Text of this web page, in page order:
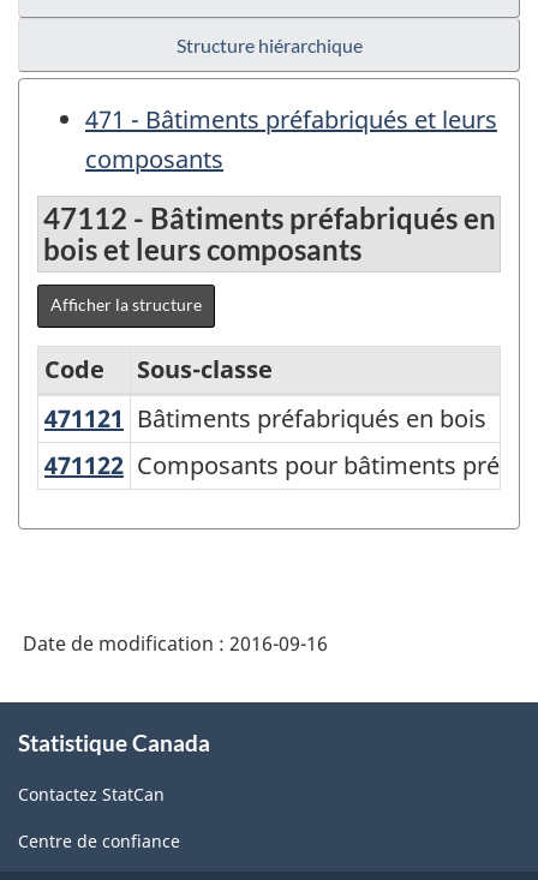
Structure hiérarchique
471 - Bâtiments préfabriqués et leurs
composants
47112 - Bâtiments préfabriqués en
bois et leurs composants
Afficher la structure
Système
de
l'Amérique
du
Nord
(SCPAN)
2012
Code
Sous-classe
471121 Bâtiments préfabriqués en bois
Bâtiments préfabriqués en bois
471122 Composants pour bâtiments
Composants pour bâtiments
Date de modification : 2016-09-16
propos
ce
site
Statistique Canada
Contactez StatCan
Centre de confiance